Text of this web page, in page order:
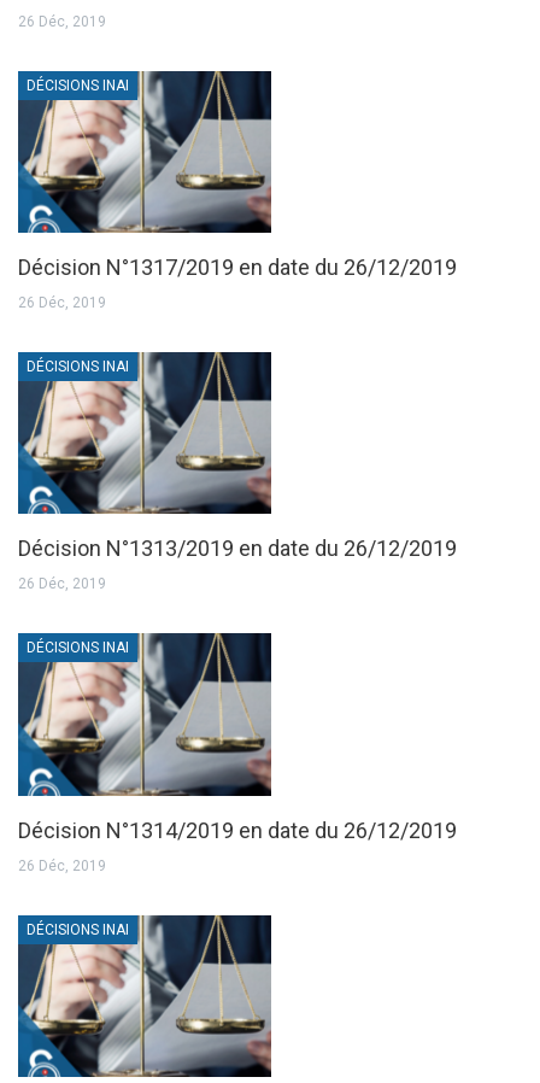
26 Déc, 2019
DÉCISIONS INAI
Décision N°1317/2019 en date du 26/12/2019
26 Déc, 2019
DÉCISIONS INAI
Décision N°1313/2019 en date du 26/12/2019
26 Déc, 2019
DÉCISIONS INAI
Décision N°1314/2019 en date du 26/12/2019
26 Déc, 2019
DÉCISIONS INAI